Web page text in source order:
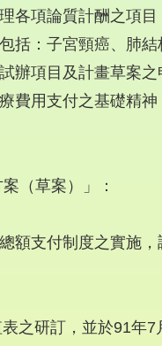
各項論質計酬之項
括：子宮頸癌、肺
辦項目及計畫草案
費用支付之基礎精
（草案）」：
額支付制度之實施
之研訂，並於91年